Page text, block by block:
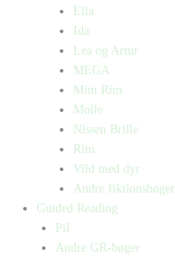
Ella
Ida
Lea og Artur
MEGA
Mini Rim
Molle
Nissen Brille
Rim
Vild med dyr
Andre fiktionsbøger
Guided Reading
Pil
Andre GR-bøger